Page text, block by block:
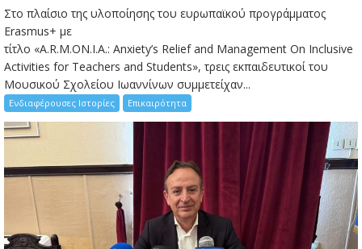
Στο πλαίσιο της υλοποίησης του ευρωπαϊκού προγράμματος
Erasmus+ με
τίτλο «A.R.M.ON.I.A.: Anxiety’s Relief and Management On Inclusive
Activities for Teachers and Students», τρεις εκπαιδευτικοί του
Μουσικού Σχολείου Ιωαννίνων συμμετείχαν...
Ενδιαφέρουσες Ιστορίες Επικαιρότητα